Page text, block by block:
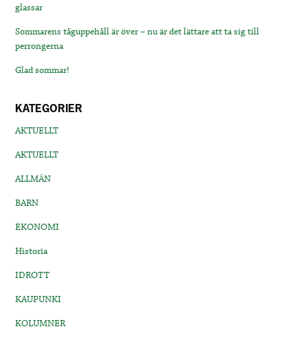
glassar
Sommarens tåguppehåll är över – nu är det lättare att ta sig till
perrongerna
Glad sommar!
KATEGORIER
AKTUELLT
AKTUELLT
ALLMÄN
BARN
EKONOMI
Historia
IDROTT
KAUPUNKI
KOLUMNER